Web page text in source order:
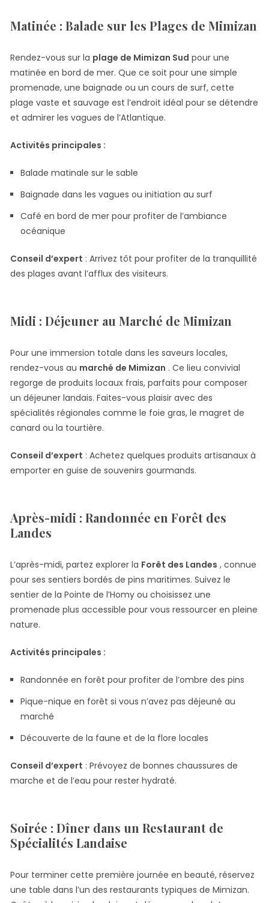
Matinée : Balade sur les Plages de Mimizan
Rendez-vous sur la plage de Mimizan Sud pour une
matinée en bord de mer. Que ce soit pour une simple
promenade, une baignade ou un cours de surf, cette
plage vaste et sauvage est l’endroit idéal pour se détendre
et admirer les vagues de l’Atlantique.
Activités principales :
Balade matinale sur le sable
Baignade dans les vagues ou initiation au surf
Café en bord de mer pour profiter de l’ambiance
océanique
Conseil d’expert : Arrivez tôt pour profiter de la tranquillité
des plages avant l’afflux des visiteurs.
Midi : Déjeuner au Marché de Mimizan
Pour une immersion totale dans les saveurs locales,
rendez-vous au marché de Mimizan . Ce lieu convivial
regorge de produits locaux frais, parfaits pour composer
un déjeuner landais. Faites-vous plaisir avec des
spécialités régionales comme le foie gras, le magret de
canard ou la tourtière.
Conseil d’expert : Achetez quelques produits artisanaux à
emporter en guise de souvenirs gourmands.
Après-midi : Randonnée en Forêt des
Landes
L’après-midi, partez explorer la Forêt des Landes , connue
pour ses sentiers bordés de pins maritimes. Suivez le
sentier de la Pointe de l’Homy ou choisissez une
promenade plus accessible pour vous ressourcer en pleine
nature.
Activités principales :
Randonnée en forêt pour profiter de l’ombre des pins
Pique-nique en forêt si vous n’avez pas déjeuné au
marché
Découverte de la faune et de la flore locales
Conseil d’expert : Prévoyez de bonnes chaussures de
marche et de l’eau pour rester hydraté.
Soirée : Dîner dans un Restaurant de
Spécialités Landaise
Pour terminer cette première journée en beauté, réservez
une table dans l’un des restaurants typiques de Mimizan.